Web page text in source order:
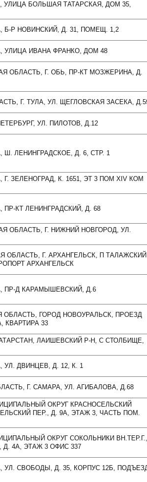
УЛИЦА БОЛЬШАЯ ТАТАРСКАЯ, ДОМ 35,
Б-Р НОВИНСКИЙ, Д. 31, ПОМЕЩ. 1,2
УЛИЦА ИВАНА ФРАНКО, ДОМ 48
ОБЛАСТЬ, Г. ОБЬ, ПР-КТ МОЗЖЕРИНА, Д.
Г. ТУЛА, УЛ. ЩЕГЛОВСКАЯ ЗАСЕКА,
УЛ. ПИЛОТОВ, Д.12
Ш. ЛЕНИНГРАДСКОЕ, Д. 6, СТР. 1
Г. ЗЕЛЕНОГРАД, К. 1651, ЭТ 3 ПОМ XIV КОМ
ПР-КТ ЛЕНИНГРАДСКИЙ, Д. 68
ОБЛАСТЬ, Г. НИЖНИЙ НОВГОРОД, УЛ.
ОБЛАСТЬ, Г. АРХАНГЕЛЬСК, П ТАЛАЖСКИЙ
АРХАНГЕЛЬСК
ПР-Д КАРАМЫШЕВСКИЙ, Д.6
ОБЛАСТЬ, ГОРОД НОВОУРАЛЬСК, ПРОЕЗД
КВАРТИРА 33
ЛАИШЕВСКИЙ Р-Н, С СТОЛБИЩЕ,
УЛ. ДВИНЦЕВ, Д. 12, К. 1
Г. САМАРА, УЛ. АГИБАЛОВА, Д.68
ОКРУГ КРАСНОСЕЛЬСКИЙ
ПЕР., Д. 9А, ЭТАЖ 3, ЧАСТЬ ПОМ.
ОКРУГ СОКОЛЬНИКИ ВН.ТЕР.Г.,
4А, ЭТАЖ 3 ОФИС 337
УЛ. СВОБОДЫ, Д. 35, КОРПУС 12Б,